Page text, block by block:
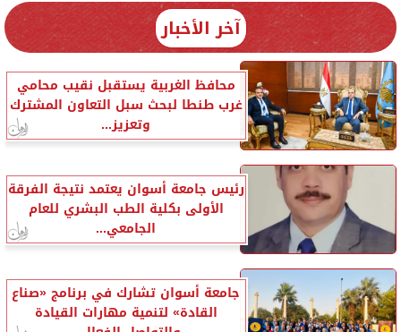
آخر الأخبار
محافظ الغربية يستقبل نقيب محامي
غرب طنطا لبحث سبل التعاون المشترك
وتعزيز...
رئيس جامعة أسوان يعتمد نتيجة الفرقة
الأولى بكلية الطب البشري للعام
الجامعي...
جامعة أسوان تشارك في برنامج «صناع
القادة» لتنمية مهارات القيادة